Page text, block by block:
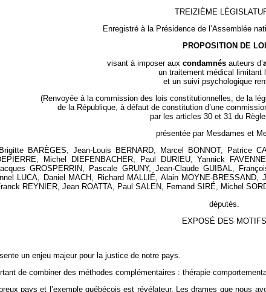
TREIZIÈME
Enregistré à la Présidence de l’Assemblée
PROPOSITION DE LOI
visant à imposer auxcondamnés auteurs d’
un traitement médical limitant
et un suivi psychologique
(Renvoyée à la commission des lois constitutionnelles, de la
de la République, à défaut de constitution d’une
par les articles 30 et 31 du
présentée par Mesdames et
BARÈGES, Jean-Louis BERNARD, Marcel BONNOT, Patrice
Michel DIEFENBACHER, Paul DURIEU, Yannick
GROSPERRIN, Pascale GRUNY, Jean-Claude GUIBAL,
LUCA, Daniel MACH, Richard MALLIÉ, Alain MOYNE-
REYNIER, Jean ROATTA, Paul SALEN, Fernand SIRÉ, Michel
députés.
EXPOSÉ DES MOTIFS
un enjeu majeur pour la justice de notre pays.
de combiner des méthodes complémentaires : thérapie
pays et l’exemple québécois est révélateur. Les drames que nous